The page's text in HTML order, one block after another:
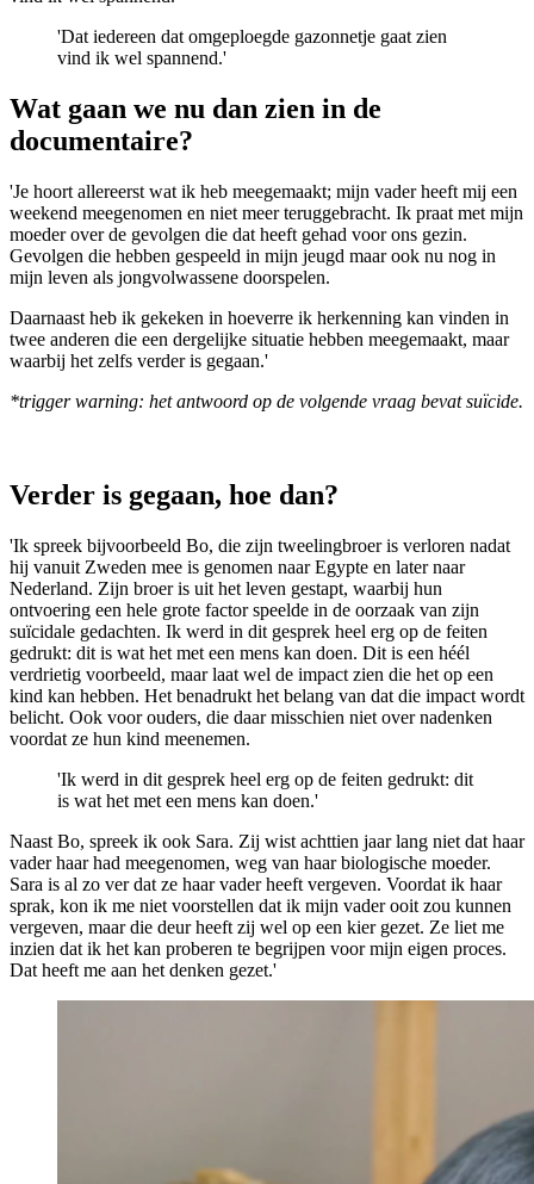
'Dat iedereen dat omgeploegde gazonnetje gaat zien
vind ik wel spannend.'
Wat gaan we nu dan zien in de
documentaire?
'Je hoort allereerst wat ik heb meegemaakt; mijn vader heeft mij een
weekend meegenomen en niet meer teruggebracht. Ik praat met mijn
moeder over de gevolgen die dat heeft gehad voor ons gezin.
Gevolgen die hebben gespeeld in mijn jeugd maar ook nu nog in
mijn leven als jongvolwassene doorspelen.
Daarnaast heb ik gekeken in hoeverre ik herkenning kan vinden in
twee anderen die een dergelijke situatie hebben meegemaakt, maar
waarbij het zelfs verder is gegaan.'
*trigger warning: het antwoord op de volgende vraag bevat suïcide.
Verder is gegaan, hoe dan?
'Ik spreek bijvoorbeeld Bo, die zijn tweelingbroer is verloren nadat
hij vanuit Zweden mee is genomen naar Egypte en later naar
Nederland. Zijn broer is uit het leven gestapt, waarbij hun
ontvoering een hele grote factor speelde in de oorzaak van zijn
suïcidale gedachten. Ik werd in dit gesprek heel erg op de feiten
gedrukt: dit is wat het met een mens kan doen. Dit is een héél
verdrietig voorbeeld, maar laat wel de impact zien die het op een
kind kan hebben. Het benadrukt het belang van dat die impact wordt
belicht. Ook voor ouders, die daar misschien niet over nadenken
voordat ze hun kind meenemen.
'Ik werd in dit gesprek heel erg op de feiten gedrukt: dit
is wat het met een mens kan doen.'
Naast Bo, spreek ik ook Sara. Zij wist achttien jaar lang niet dat haar
vader haar had meegenomen, weg van haar biologische moeder.
Sara is al zo ver dat ze haar vader heeft vergeven. Voordat ik haar
sprak, kon ik me niet voorstellen dat ik mijn vader ooit zou kunnen
vergeven, maar die deur heeft zij wel op een kier gezet. Ze liet me
inzien dat ik het kan proberen te begrijpen voor mijn eigen proces.
Dat heeft me aan het denken gezet.'